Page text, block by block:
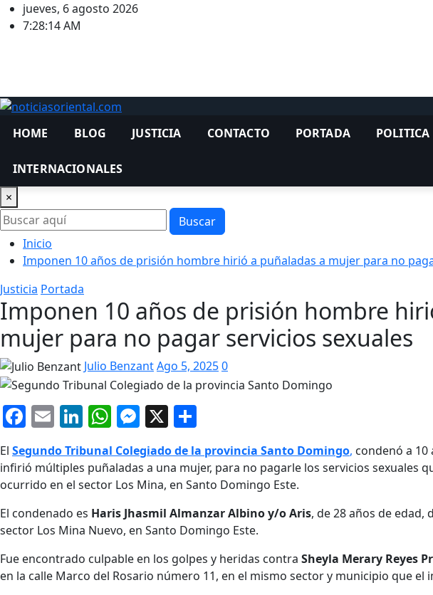
Saltarjueves, 6 agosto 2026
7:28:15 AM
HOME BLOG JUSTICIA CONTACTO PORTADA POLITICA
INTERNACIONALES
×
Buscar
Inicio
Imponen 10 años de prisión hombre hirió a puñaladas a mujer para no
Justicia Portada
Imponen 10 años de prisión hombre
mujer para no pagar servicios sexuales
Julio BenzantAgo 5, 20250
Facebook
EmailLinkedIn
WhatsApp
Messenger
X
El Segundo Tribunal Colegiado de la provincia Santo Domingo, condenó a
infirió múltiples puñaladas a una mujer, para no pagarle los servicios sexuales
ocurrido en el sector Los Mina, en Santo Domingo Este.
El condenado es Haris Jhasmil Almanzar Albino y/o Aris, de 28 años de edad,
sector Los Mina Nuevo, en Santo Domingo Este.
Fue encontrado culpable en los golpes y heridas contra Sheyla Merary Reyes
en la calle Marco del Rosario número 11, en el mismo sector y municipio que el